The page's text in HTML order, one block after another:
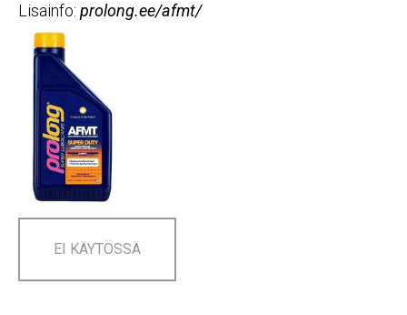
Lisainfo: prolong.ee/afmt/
EI KÄYTÖSSÄ